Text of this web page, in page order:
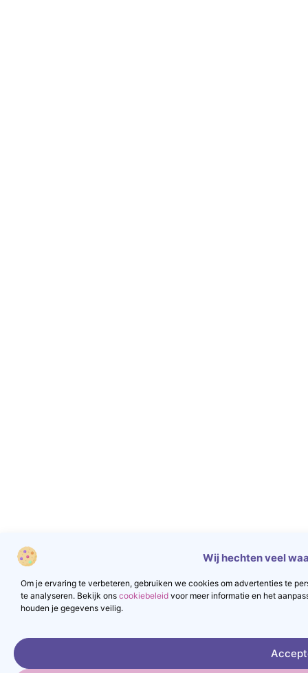
Wij hechten veel
Om je ervaring te verbeteren, gebruiken we cookies om advertenties te
te analyseren. Bekijk ons cookiebeleid voor meer informatie en het
houden je gegevens veilig.